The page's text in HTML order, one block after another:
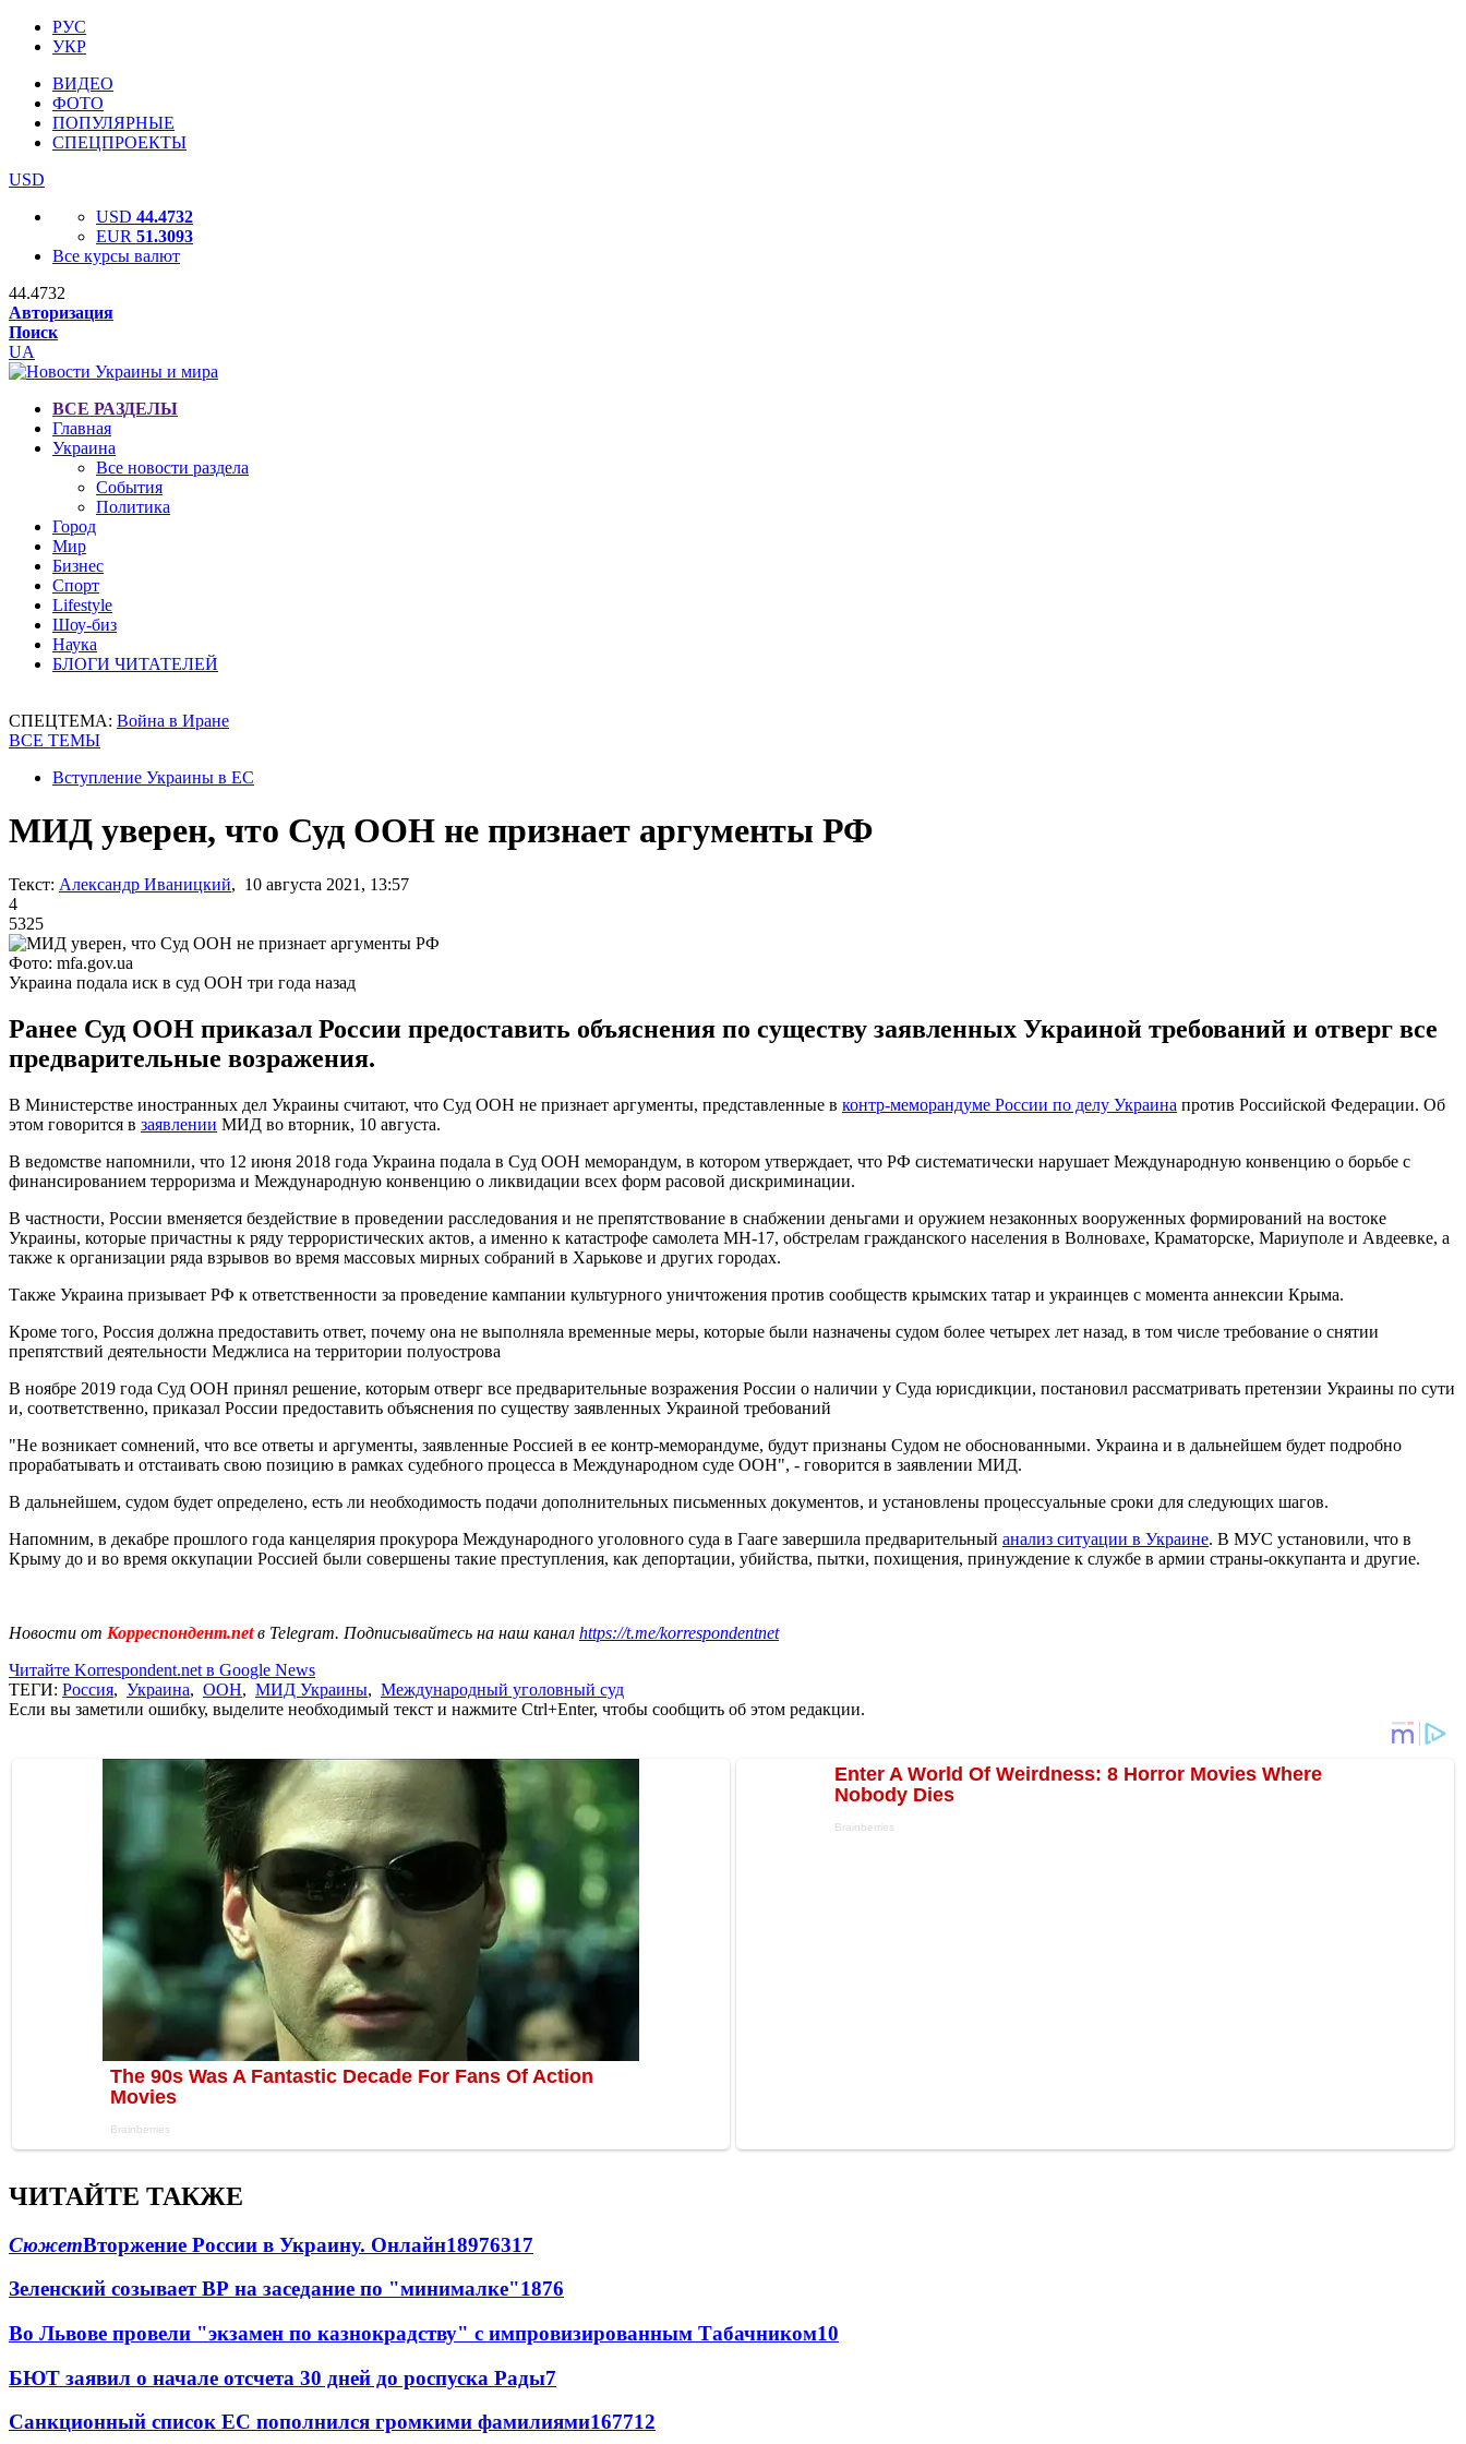
РУС
УКР
ВИДЕО
ФОТО
ПОПУЛЯРНЫЕ
СПЕЦПРОЕКТЫ
USD
USD 44.4732
EUR 51.3093
Все курсы валют
44.4732
Авторизация
Поиск
UA
ВСЕ РАЗДЕЛЫ
Главная
Украина
Все новости раздела
События
Политика
Город
Мир
Бизнес
Спорт
Lifestyle
Шоу-биз
Наука
БЛОГИ ЧИТАТЕЛЕЙ
СПЕЦТЕМА: Война в Иране
ВСЕ ТЕМЫ
Вступление Украины в ЕС
МИД уверен, что Суд ООН не признает аргументы РФ
Текст: Александр Иваницкий, 10 августа 2021, 13:57
4
5325
Фото: mfa.gov.ua
Украина подала иск в суд ООН три года назад
Ранее Суд ООН приказал России предоставить объяснения по существу заявленных Украиной требований и отверг все
предварительные возражения.
В Министерстве иностранных дел Украины считают, что Суд ООН не признает аргументы, представленные в контр-меморандуме России по делу Украина против Российской Федерации. Об
этом говорится в заявлении МИД во вторник, 10 августа.
В ведомстве напомнили, что 12 июня 2018 года Украина подала в Суд ООН меморандум, в котором утверждает, что РФ систематически нарушает Международную конвенцию о борьбе с
финансированием терроризма и Международную конвенцию о ликвидации всех форм расовой дискриминации.
В частности, России вменяется бездействие в проведении расследования и не препятствование в снабжении деньгами и оружием незаконных вооруженных формирований на востоке
Украины, которые причастны к ряду террористических актов, а именно к катастрофе самолета MH-17, обстрелам гражданского населения в Волновахе, Краматорске, Мариуполе и Авдеевке, а
также к организации ряда взрывов во время массовых мирных собраний в Харькове и других городах.
Также Украина призывает РФ к ответственности за проведение кампании культурного уничтожения против сообществ крымских татар и украинцев с момента аннексии Крыма.
Кроме того, Россия должна предоставить ответ, почему она не выполняла временные меры, которые были назначены судом более четырех лет назад, в том числе требование о снятии
препятствий деятельности Меджлиса на территории полуострова
В ноябре 2019 года Суд ООН принял решение, которым отверг все предварительные возражения России о наличии у Суда юрисдикции, постановил рассматривать претензии Украины по сути
и, соответственно, приказал России предоставить объяснения по существу заявленных Украиной требований
"Не возникает сомнений, что все ответы и аргументы, заявленные Россией в ее контр-меморандуме, будут признаны Судом не обоснованными. Украина и в дальнейшем будет подробно
прорабатывать и отстаивать свою позицию в рамках судебного процесса в Международном суде ООН", - говорится в заявлении МИД.
В дальнейшем, судом будет определено, есть ли необходимость подачи дополнительных письменных документов, и установлены процессуальные сроки для следующих шагов.
Напомним, в декабре прошлого года канцелярия прокурора Международного уголовного суда в Гааге завершила предварительный анализ ситуации в Украине. В МУС установили, что в
Крыму до и во время оккупации Россией были совершены такие преступления, как депортации, убийства, пытки, похищения, принуждение к службе в армии страны-оккупанта и другие.
Новости от Корреспондент.netв Telegram. Подписывайтесь на наш канал https://t.me/korrespondentnet
Читайте Korrespondent.net в Google News
ТЕГИ: Россия, Украина, ООН, МИД Украины, Международный уголовный суд
Если вы заметили ошибку, выделите необходимый текст и нажмите Ctrl+Enter, чтобы сообщить об этом редакции.
ЧИТАЙТЕ ТАКЖЕ
СюжетВторжение России в Украину. Онлайн18976317
Зеленский созывает ВР на заседание по "минималке"1876
Во Львове провели "экзамен по казнокрадству" с импровизированным Табачником10
БЮТ заявил о начале отсчета 30 дней до роспуска Рады7
Санкционный список ЕС пополнился громкими фамилиями167712